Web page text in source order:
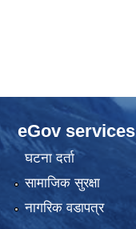
eGov services
घटना दर्ता
सामाजिक सुरक्षा
नागरिक वडापत्र